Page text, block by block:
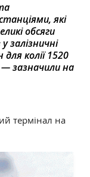
які
обсяги
залізничні
колії 1520
зазначили на
термінал на